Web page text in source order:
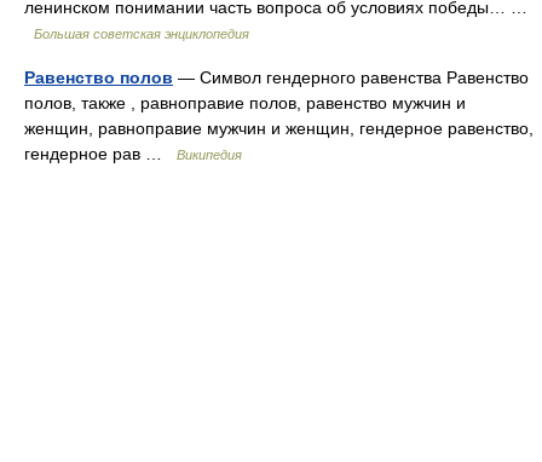
ленинском понимании часть вопроса об условиях победы… …
Большая советская энциклопедия
Равенство полов — Символ гендерного равенства Равенство
полов, также , равноправие полов, равенство мужчин и
женщин, равноправие мужчин и женщин, гендерное равенство,
гендерное рав …
Википедия